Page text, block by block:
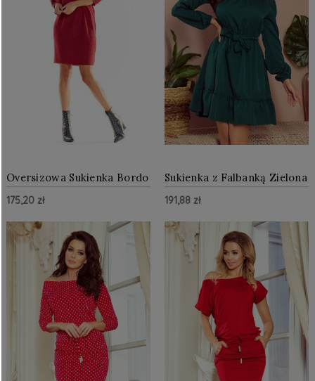
Oversizowa Sukienka Bordo
AW325
175,20 zł
Sukienka z Falbanką Zielona
NU265-1
191,88 zł